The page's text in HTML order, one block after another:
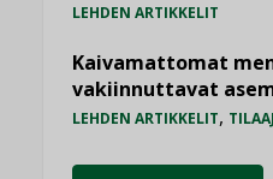
LEHDEN ARTIKKELIT
Kaivamattomat
vakiinnuttavat
LEHDEN ARTIKKELIT,